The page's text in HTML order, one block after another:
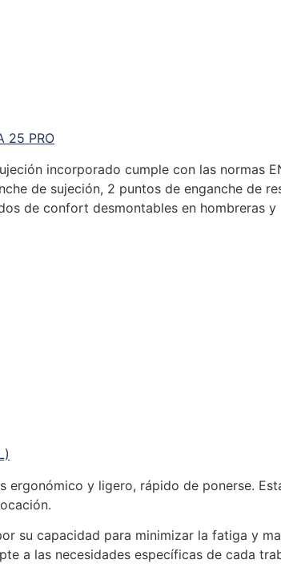
25 PRO
incorporado cumple con las normas
de sujeción, 2 puntos de enganche de
de confort desmontables en hombreras
ergonómico y ligero, rápido de ponerse.
su capacidad para minimizar la fatiga y
a las necesidades específicas de cada